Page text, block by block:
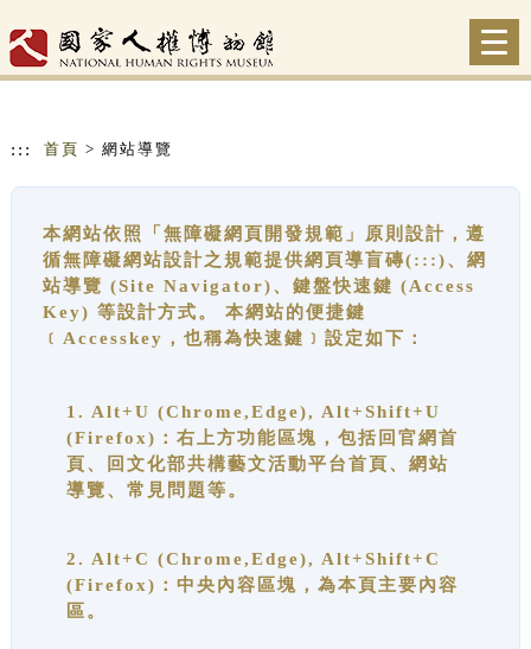
::: 首頁 > 網站導覽
本網站依照「無障礙網頁開發規範」原則設計，遵
循無障礙網站設計之規範提供網頁導盲磚(:::)、網
站導覽 (Site Navigator)、鍵盤快速鍵 (Access
Key) 等設計方式。 本網站的便捷鍵
﹝Accesskey，也稱為快速鍵﹞設定如下：
1. Alt+U (Chrome,Edge), Alt+Shift+U
(Firefox)：右上方功能區塊，包括回官網首
頁、回文化部共構藝文活動平台首頁、網站
導覽、常見問題等。
2. Alt+C (Chrome,Edge), Alt+Shift+C
(Firefox)：中央內容區塊，為本頁主要內容
區。